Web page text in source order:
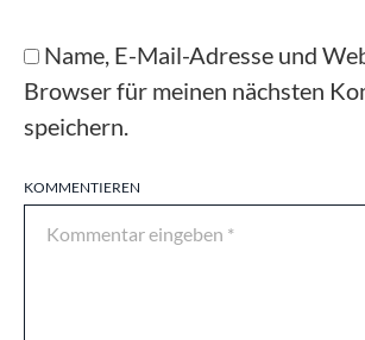
KOMMENTIEREN
Name, E-Mail-Adresse und
Browser für meinen nächsten
speichern.